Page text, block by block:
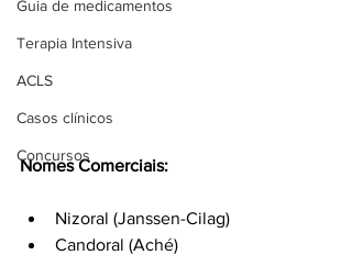
Guia de medicamentos
Terapia Intensiva
ACLS
Casos clínicos
Concursos
Nomes Comerciais:
Nizoral (Janssen-Cilag)
Candoral (Aché)